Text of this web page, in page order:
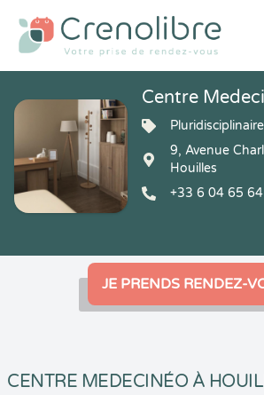
Centre
Pluridisciplinaire
9, Avenue
Houilles
+33 6 04 65
JE PRENDS RENDEZ-
CENTRE MEDECINÉO À